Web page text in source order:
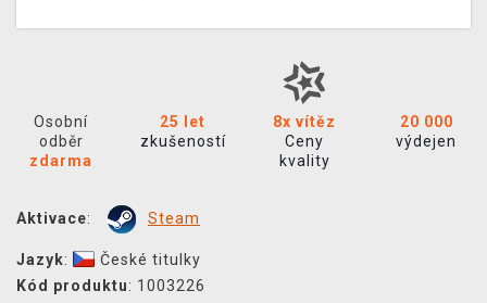
Osobní
odběr
zdarma
25 let
zkušeností
8x vítěz
Ceny
kvality
20 000
výdejen
Aktivace: Steam
Jazyk:
České titulky
Kód produktu: 1003226